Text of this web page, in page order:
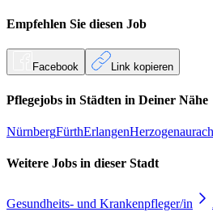
Empfehlen Sie diesen Job
Facebook Link kopieren
Pflegejobs in Städten in Deiner Nähe
NürnbergFürthErlangenHerzogenaurach
Weitere Jobs in dieser Stadt
Gesundheits- und Krankenpfleger/in